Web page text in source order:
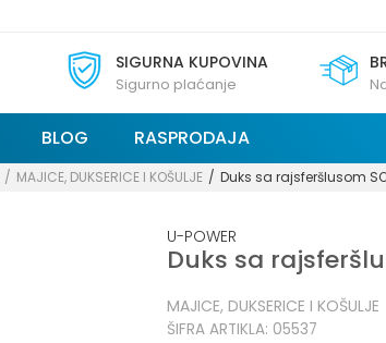
SIGURNA KUPOVINA
Sigurno plaćanje
BLOG RASPRODAJA
MAJICE, DUKSERICE I KOŠULJE Duks sa rajsferšlusom
U-POWER
Duks sa
MAJICE, DUKSERICE I KOŠULJE
ŠIFRA ARTIKLA: 05537